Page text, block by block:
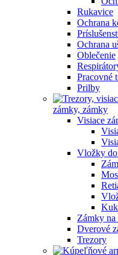
Rukavice
Ochrana
Ochrana
Oblečenie
Pracovné
Prilby
zámky, zámky
Visiace
Vložky do
Zámky
Dverové
Trezory